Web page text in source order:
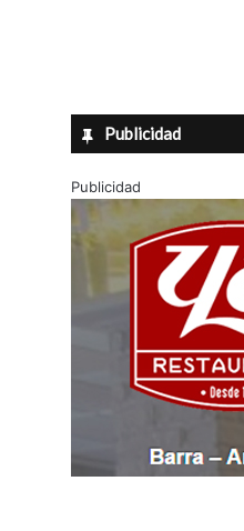
Publicidad
Publicidad